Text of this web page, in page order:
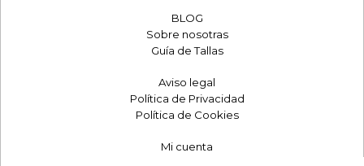
BLOG
Sobre nosotras
Guía de Tallas
Aviso legal
Política de Privacidad
Política de Cookies
Mi cuenta